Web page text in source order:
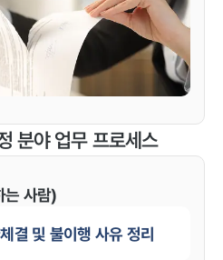
분야 업무 프로세스
는 사람)
결 및 불이행 사유 정리